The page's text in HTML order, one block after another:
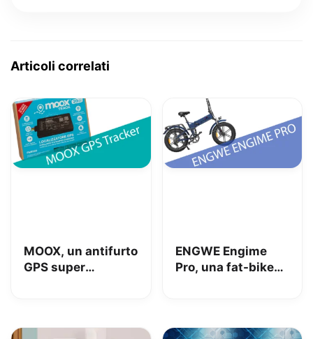
Articoli correlati
MOOX, un antifurto
GPS super
solo: la nostra
ENGWE Engime
Pro, una fat-bike